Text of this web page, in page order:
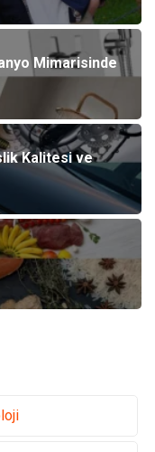
Mimarisinde
Kalitesi ve